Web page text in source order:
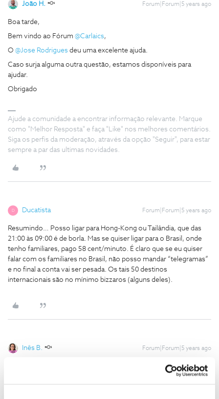
João H. Forum|Forum|5 years ago
Boa tarde,
Bem vindo ao Fórum @Carlaics,
O @Jose Rodrigues deu uma excelente ajuda.
Caso surja alguma outra questão, estamos disponíveis para
ajudar.
Obrigado
Ajude a comunidade a encontrar informação relevante. Marque
como "Melhor Resposta" e faça "Like" nos melhores comentários.
Siga os perfis da moderação, através da opção "Seguir", para estar
sempre a par das ultimas novidades.
D Ducatista Forum|Forum|5 years ago
Resumindo… Posso ligar para Hong-Kong ou Tailândia, que das
21:00 às 09:00 é de borla. Mas se quiser ligar para o Brasil, onde
tenho familiares, pago 58 cent/minuto. É claro que se eu quiser
falar com os familiares no Brasil, não posso mandar “telegramas”
e no final a conta vai ser pesada. Os tais 50 destinos
internacionais são no mínimo bizzaros (alguns deles).
Inês B. Forum|Forum|5 years ago